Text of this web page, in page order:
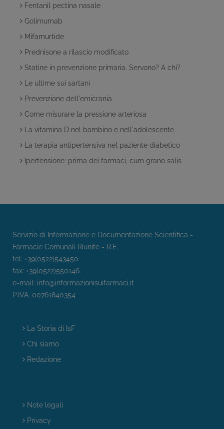
Fentanil pectina nasale
Golimumab
Mifamurtide
Prednisone a rilascio modificato
Statine in prevenzione primaria. Servono? A chi?
Le ultime sui sartani
Prevenzione dell'emicrania
Come misurare la pressione arteriosa
La vitamina D nel bambino e nell'adolescente
La terapia antipertensiva nel paziente diabetico
Ipertensione: prima dei farmaci, cum grano salis
Servizio di Informazione e Documentazione Scientifica -
Farmacie Comunali Riunite - R.E.
tel: +39(0522)543450
fax: +39(0522)550146
e-mail: info@informazionisuifarmaci.it
P.IVA. 00761840354
La Storia di IsF
Chi siamo
Redazione
Note legali
Privacy